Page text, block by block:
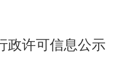
政许可信息公示